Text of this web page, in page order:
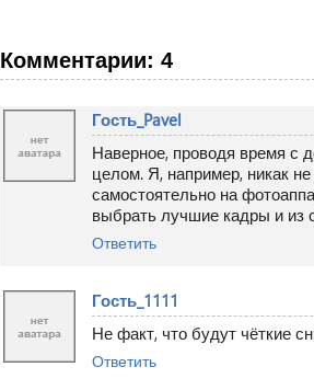
Комментарии: 4
Гость_Pavel
Наверное, проводя время с
целом. Я, например, никак
самостоятельно на
выбрать лучшие кадры и из
Ответить
Гость_1111
Не факт, что будут чёткие
Ответить